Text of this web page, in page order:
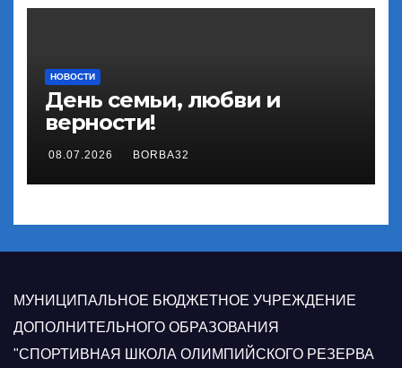
НОВОСТИ
День семьи, любви и
верности!
08.07.2026 BORBA32
МУНИЦИПАЛЬНОЕ БЮДЖЕТНОЕ УЧРЕЖДЕНИЕ
ДОПОЛНИТЕЛЬНОГО ОБРАЗОВАНИЯ
"СПОРТИВНАЯ ШКОЛА ОЛИМПИЙСКОГО РЕЗЕРВА